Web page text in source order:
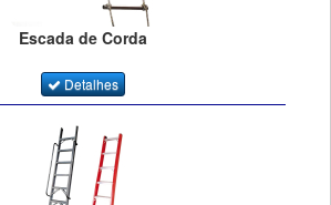
Escada de Corda
Detalhes